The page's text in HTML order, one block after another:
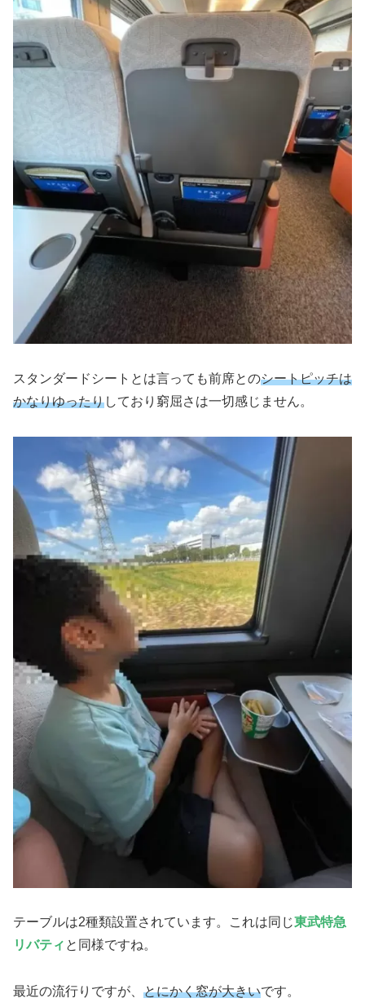
スタンダードシートとは言っても前席とのシートピッチは
かなりゆったりしており窮屈さは一切感じません。
テーブルは2種類設置されています。これは同じ東武特急
リバティ と同様ですね。
最近の流行りですが、 とにかく窓が大きいです。